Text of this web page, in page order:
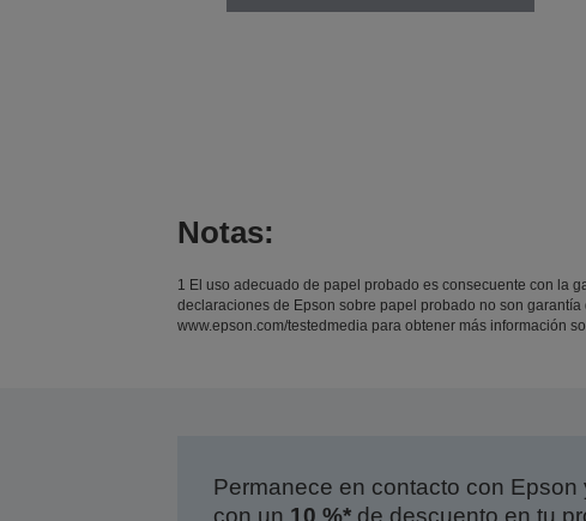
Notas:
1 El uso adecuado de papel probado es consecuente con la
declaraciones de Epson sobre papel probado no son
www.epson.com/testedmedia para obtener más información
Permanece en contacto con
con un 10 %*de descuento en tu